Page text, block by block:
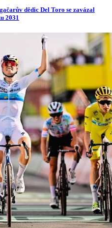
dědic Del Toro se zavázal
2031